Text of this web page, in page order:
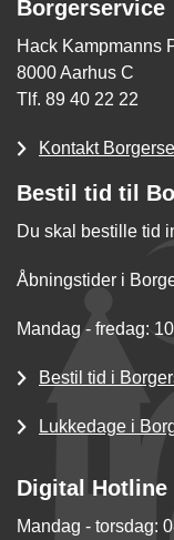
Borgerservice
Hack Kampmanns
8000 Aarhus C
Tlf. 89 40 22 22
Kontakt
Bestil tid til
Du skal bestille tid
Åbningstider i
Mandag - fredag:
Bestil tid i
Lukkedage i
Digital Hotline
Mandag - torsdag: